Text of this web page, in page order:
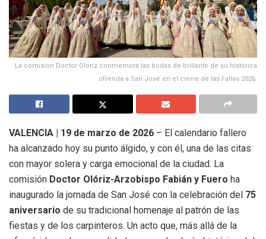
La comisión Doctor Olóriz conmemora las bodas de brillante de su histórica
ofrenda a San José en el cierre de las Fallas 2026.
VALENCIA | 19 de marzo de 2026 – El calendario fallero
ha alcanzado hoy su punto álgido, y con él, una de las citas
con mayor solera y carga emocional de la ciudad. La
comisión Doctor Olóriz-Arzobispo Fabián y Fuero ha
inaugurado la jornada de San José con la celebración del 75
aniversario de su tradicional homenaje al patrón de las
fiestas y de los carpinteros. Un acto que, más allá de la